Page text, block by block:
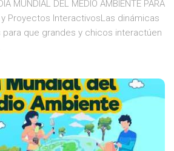
MUNDIAL DEL MEDIO AMBIENTE PARA
y Proyectos InteractivosLas dinámicas
para que grandes y chicos interactúen